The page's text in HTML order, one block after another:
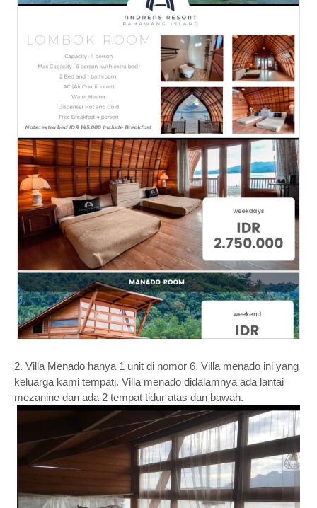
2. Villa Menado hanya 1 unit di nomor 6, Villa menado ini yang
keluarga kami tempati. Villa menado didalamnya ada lantai
mezanine dan ada 2 tempat tidur atas dan bawah.